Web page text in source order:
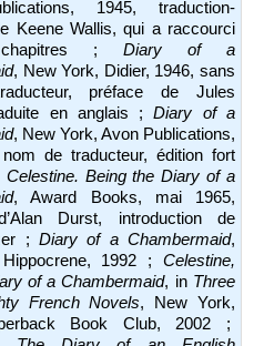
1945, traduction-
Keene Wallis, qui a raccourci
chapitres ; Diary of a
, New York, Didier, 1946, sans
préface de Jules
en anglais ;Diary of a
, New York, Avon Publications,
de traducteur, édition fort
Celestine. Being the Diary of a
, Award Books, mai 1965,
Durst, introduction de
; Diary of a Chambermaid,
1992 ; Celestine,
of a Chambermaid, in Three
French Novels, New York,
Book Club, 2002 ;